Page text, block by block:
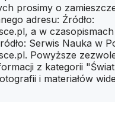
prosimy o
adresu: Źródło:
a w czasopismach
Serwis Nauka w
Powyższe
z kategorii
i materiałów